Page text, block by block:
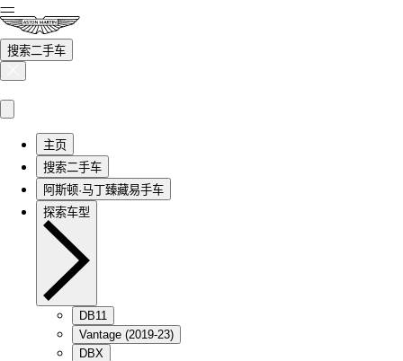
搜索二手车
主页
搜索二手车
阿斯顿·马丁臻藏易手车
探索车型
DB11
Vantage (2019-23)
DBX